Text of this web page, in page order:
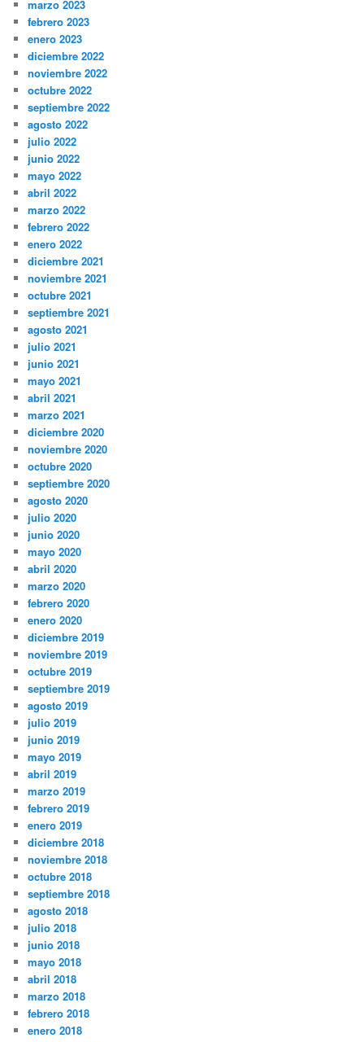
marzo 2023
febrero 2023
enero 2023
diciembre 2022
noviembre 2022
octubre 2022
septiembre 2022
agosto 2022
julio 2022
junio 2022
mayo 2022
abril 2022
marzo 2022
febrero 2022
enero 2022
diciembre 2021
noviembre 2021
octubre 2021
septiembre 2021
agosto 2021
julio 2021
junio 2021
mayo 2021
abril 2021
marzo 2021
diciembre 2020
noviembre 2020
octubre 2020
septiembre 2020
agosto 2020
julio 2020
junio 2020
mayo 2020
abril 2020
marzo 2020
febrero 2020
enero 2020
diciembre 2019
noviembre 2019
octubre 2019
septiembre 2019
agosto 2019
julio 2019
junio 2019
mayo 2019
abril 2019
marzo 2019
febrero 2019
enero 2019
diciembre 2018
noviembre 2018
octubre 2018
septiembre 2018
agosto 2018
julio 2018
junio 2018
mayo 2018
abril 2018
marzo 2018
febrero 2018
enero 2018